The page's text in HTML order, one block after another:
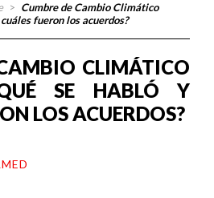
> Cumbre de Cambio Climático
fueron los acuerdos?
CLIMÁTICO
SE HABLÓ Y
LOS ACUERDOS?